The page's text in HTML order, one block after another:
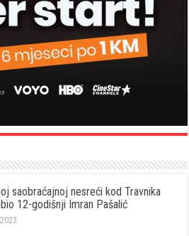
saobraćajnoj nesreći kod Travnika
12-godišnji Imran Pašalić